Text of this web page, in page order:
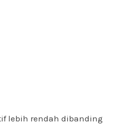
lebih rendah dibanding